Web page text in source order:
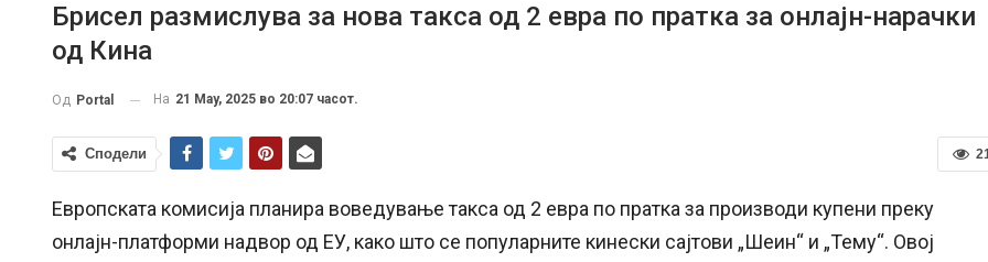
Брисел размислува за нова такса од 2 евра по пратка за онлајн-нарачки
од Кина
Од Portal На 21 May, 2025 во 20:07 часот.
Сподели
Европската комисија планира воведување такса од 2 евра по пратка за производи купени преку
онлајн-платформи надвор од ЕУ, како што се популарните кинески сајтови „Шеин“ и „Тему“. Овој